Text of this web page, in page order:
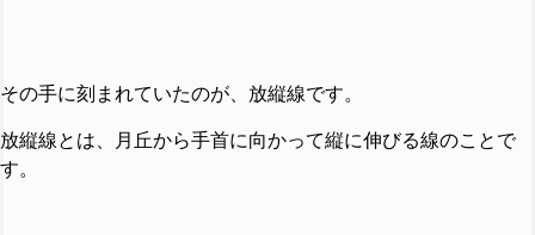
その手に刻まれていたのが、放縦線です。
放縦線とは、月丘から手首に向かって縦に伸びる線のことで
す。